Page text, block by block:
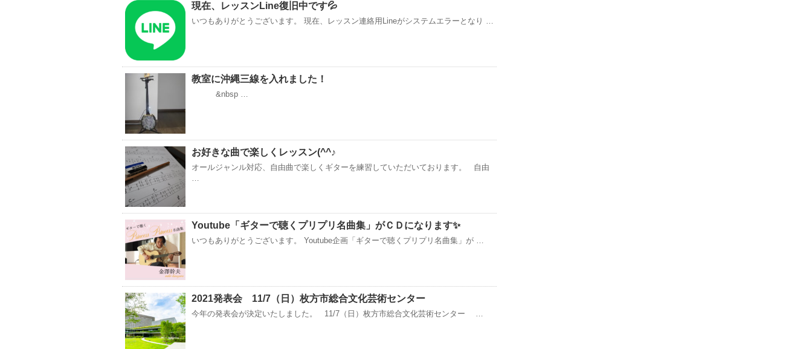
現在、レッスンLine復旧中です💦
いつもありがとうございます。 現在、レッスン連絡用Lineがシステムエラーとなり …
教室に沖縄三線を入れました！
&nbsp …
お好きな曲で楽しくレッスン(^^♪
オールジャンル対応、自由曲で楽しくギターを練習していただいております。 自由
…
Youtube「ギターで聴くプリプリ名曲集」がＣＤになります✨
いつもありがとうございます。 Youtube企画「ギターで聴くプリプリ名曲集」が …
2021発表会 11/7（日）枚方市総合文化芸術センター
今年の発表会が決定いたしました。 11/7（日）枚方市総合文化芸術センター …